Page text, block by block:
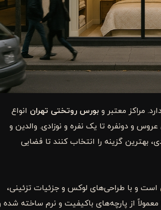
مراکز معتبر و بورس روتختی تهران انواع
و دونفره تا یک نفره و نوزادی. والدین و
بهترین گزینه را انتخاب کنند تا فضایی
است و با طراحی‌های لوکس و جزئیات تزئینی،
از پارچه‌های باکیفیت و نرم ساخته شده